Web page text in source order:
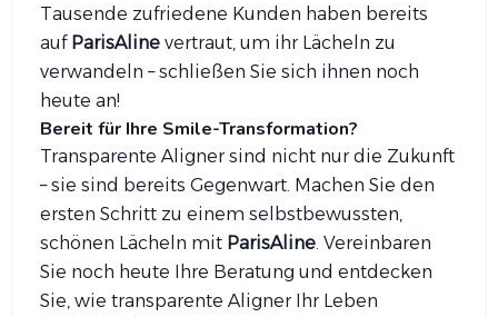
Tausende zufriedene Kunden haben bereits
auf ParisAline vertraut, um ihr Lächeln zu
verwandeln – schließen Sie sich ihnen noch
heute an!
Bereit für Ihre Smile-Transformation?
Transparente Aligner sind nicht nur die Zukunft
– sie sind bereits Gegenwart. Machen Sie den
ersten Schritt zu einem selbstbewussten,
schönen Lächeln mit ParisAline . Vereinbaren
Sie noch heute Ihre Beratung und entdecken
Sie, wie transparente Aligner Ihr Leben